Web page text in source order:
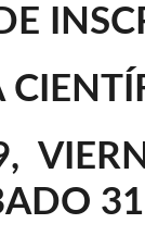
,
31